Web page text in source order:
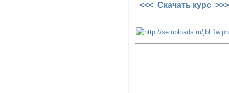
<<< Скачать курс >>>